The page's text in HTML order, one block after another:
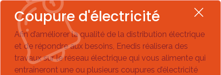
Coupure d'électricité
Afin d’améliorer la qualité de la distribution électrique
et de répondre aux besoins, Enedis réalisera des
travaux sur le réseau électrique qui vous alimente qui
entraîneront une ou plusieurs coupures d’électricité